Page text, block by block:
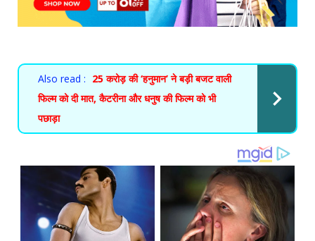
Also read : 25 करोड़ की ‘हनुमान’ ने बड़ी बजट वाली
फिल्म को दी मात, कैटरीना और धनुष की फिल्म को भी
पछाड़ा